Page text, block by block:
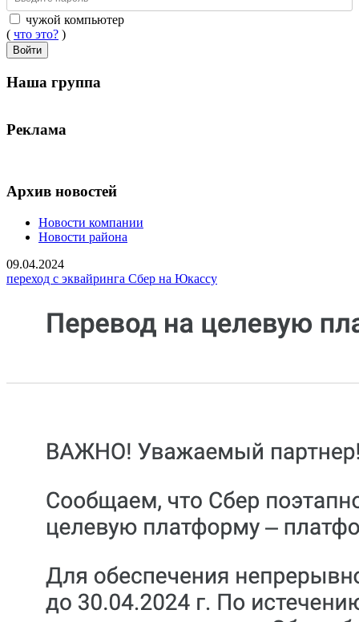
чужой компьютер
( что это? )
Войти
Наша группа
Реклама
Архив новостей
Новости компании
Новости района
09.04.2024
переход с эквайринга Сбер на Юкассу